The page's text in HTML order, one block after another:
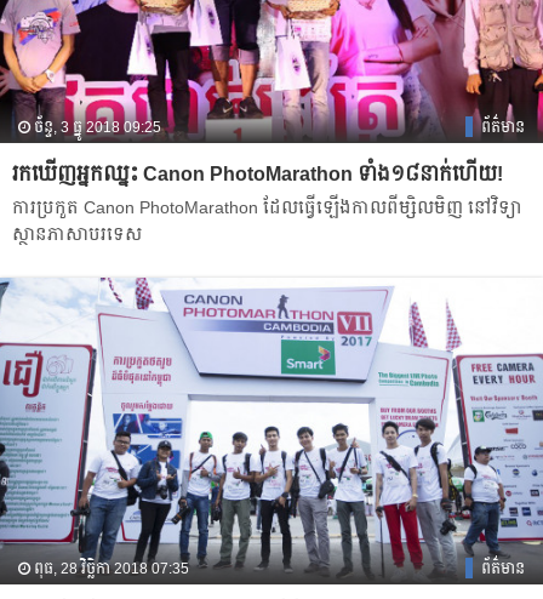
ច័ន្ទ, 3 ធ្នូ 2018 09:25 ព័ត៌មាន
រក​ឃើញ​អ្នក​ឈ្នះ Canon PhotoMarathon ទាំង​១៨​នាក់​​ហើយ!
ការ​ប្រកួត​ Canon PhotoMarathon ដែល​ធ្វើ​ឡើង​​កាល​ពីម្សិលមិញ នៅ​វិទ្យា
ស្ថានភាសាបរទេស
ពុធ, 28 វិច្ឆិកា 2018 07:35 ព័ត៌មាន